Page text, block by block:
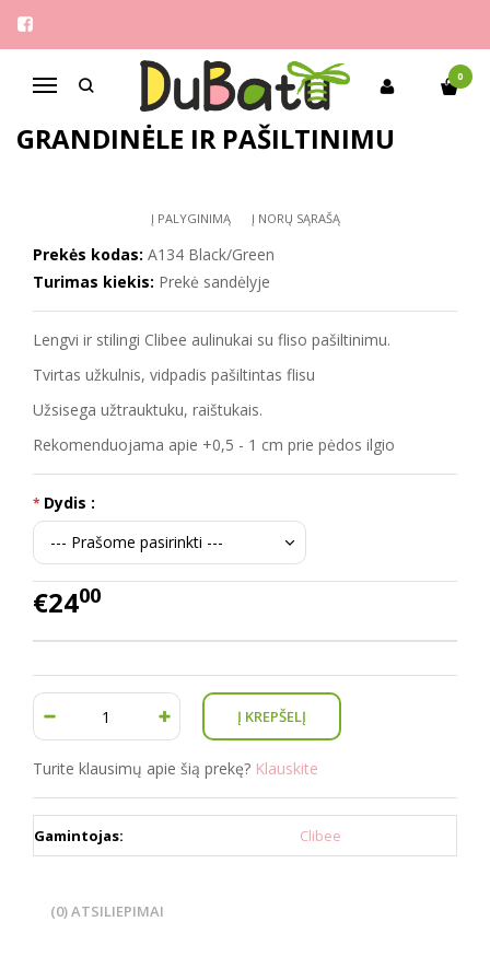
Navigacija
0
Pagrindinis
Clibee 27-32 aulinukai su grandinėle ir pašiltinimu
CLIBEE 27-32 AULINUKAI SU
GRANDINĖLE IR PAŠILTINIMU
Į PALYGINIMĄ Į NORŲ SĄRAŠĄ
Prekės kodas: A134 Black/Green
Turimas kiekis: Prekė sandėlyje
Lengvi ir stilingi Clibee aulinukai su fliso pašiltinimu.
Tvirtas užkulnis, vidpadis pašiltintas flisu
Užsisega užtrauktuku, raištukais.
Rekomenduojama apie +0,5 - 1 cm prie pėdos ilgio
Dydis :
€2400
Turite klausimų apie šią prekę? Klauskite
Gamintojas: Clibee
(0) ATSILIEPIMAI